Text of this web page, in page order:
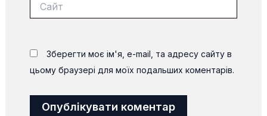
Зберегти моє ім'я, e-mail, та адресу сайту в
цьому браузері для моїх подальших коментарів.